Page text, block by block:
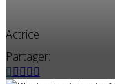
Actrice
Partager: